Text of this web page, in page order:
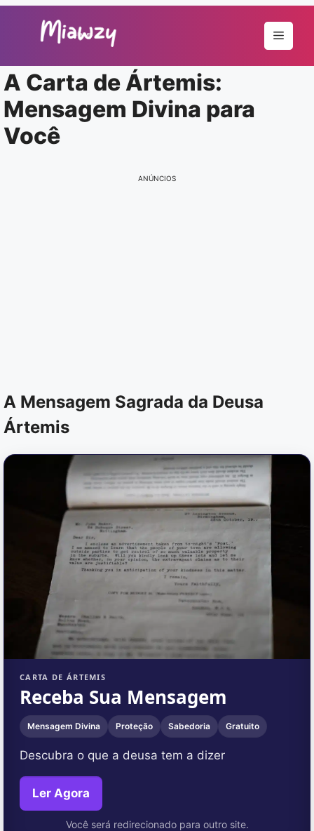
conteúdo
Menu
A Carta de Ártemis:
Mensagem Divina para
Você
ANÚNCIOS
A Mensagem Sagrada da Deusa
Ártemis
CARTA DE ÁRTEMIS
Receba Sua Mensagem
Mensagem Divina Proteção Sabedoria Gratuito
Descubra o que a deusa tem a dizer
Ler Agora
Você será redirecionado para outro site.